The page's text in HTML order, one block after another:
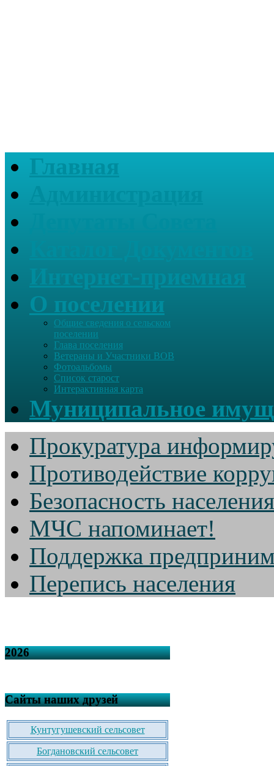
Главная
О поселении
Общие сведения о сельском
поселении
Глава поселения
Ветераны и Участники ВОВ
Фотоальбомы
Список старост
Интерактивная карта
Муниципальное
Прокуратура
Противодействие
Безопасность населения
МЧС напоминает!
Поддержка
Перепись населения
2026
Сайты наших друзей
Кунтугушевский сельсовет
Богдановский сельсовет